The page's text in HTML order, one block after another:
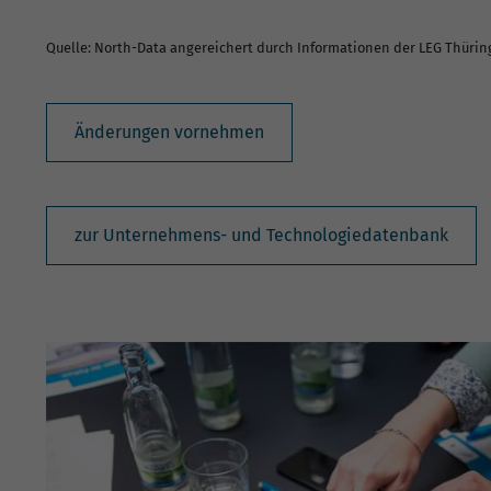
Quelle: North-Data angereichert durch Informationen der LEG
Änderungen vornehmen
zur Unternehmens- und Technologiedatenbank